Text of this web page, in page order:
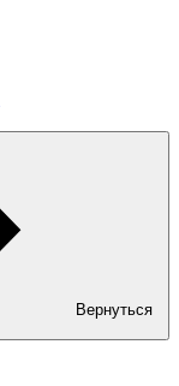
Вернуться